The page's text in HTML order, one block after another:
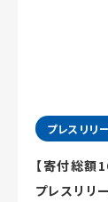
プレスリリ
【寄付総額
プレスリリ